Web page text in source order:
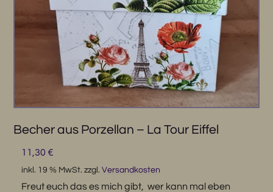
Becher aus Porzellan – La Tour Eiffel
11,30 €
inkl. 19 % MwSt. zzgl. Versandkosten
Freut euch das es mich gibt, wer kann mal eben